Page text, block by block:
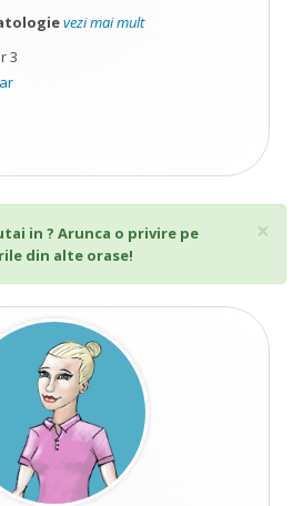
vezi mai mult
3
×
in ? Arunca o privire pe
din alte orase!